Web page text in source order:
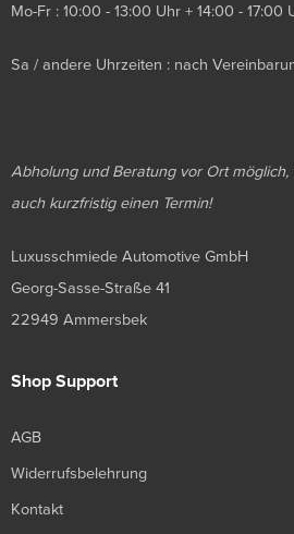
Mo-Fr : 10:00 - 13:00 Uhr + 14:00 - 17:00
Sa / andere Uhrzeiten : nach
Abholung und Beratung vor Ort
auch kurzfristig einen Termin!
Luxusschmiede Automotive GmbH
Georg-Sasse-Straße 41
22949 Ammersbek
Shop Support
AGB
Widerrufsbelehrung
Kontakt